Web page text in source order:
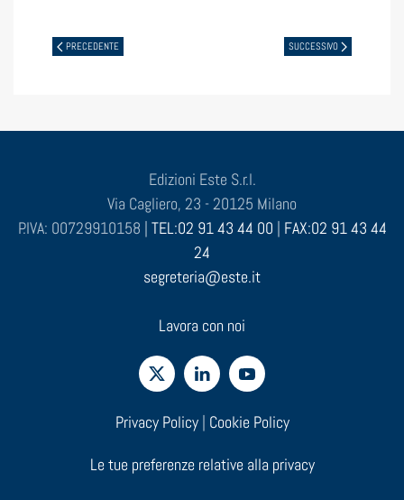
PRECEDENTE SUCCESSIVO
Edizioni Este S.r.l.
Via Cagliero, 23 - 20125 Milano
P.IVA: 00729910158 | TEL:02 91 43 44 00 | FAX:02 91 43 44
24
segreteria@este.it
Lavora con noi
Privacy Policy| Cookie Policy
Le tue preferenze relative alla privacy